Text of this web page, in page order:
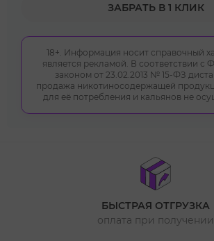
ЗАБРАТЬ В 1 КЛИК
18+. Информация носит справочный
является рекламой. В соответствии с
законом от 23.02.2013 № 15-ФЗ
продажа никотиносодержащей
для её потребления и кальянов не
БЫСТРАЯ ОТГРУЗКА
оплата при получении